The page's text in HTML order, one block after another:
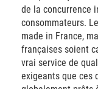
de la concurrence
consommateurs.
made in France,
françaises soient
vrai service de
exigeants que ces